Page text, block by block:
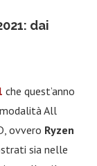
dai
che quest’anno
All
ovvero Ryzen
sia nelle